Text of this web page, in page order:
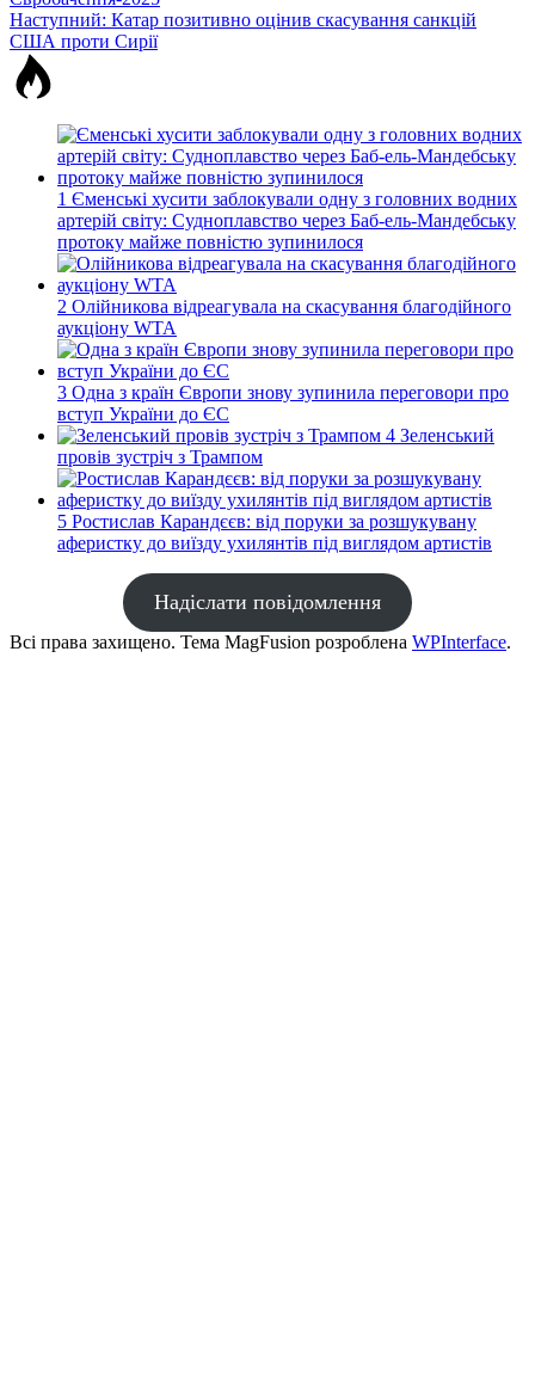
записів
Наступний: Катар позитивно оцінив скасування санкцій
США проти Сирії
1 Єменські хусити заблокували одну з головних водних
артерій світу: Судноплавство через Баб-ель-Мандебську
протоку майже повністю зупинилося
2 Олійникова відреагувала на скасування благодійного
аукціону WTA
3 Одна з країн Європи знову зупинила переговори про
вступ України до ЄС
4 Зеленський
провів зустріч з Трампом
5 Ростислав Карандєєв: від поруки за розшукувану
аферистку до виїзду ухилянтів під виглядом артистів
Надіслати повідомлення
Всі права захищено. Тема MagFusion розроблена WPInterface.